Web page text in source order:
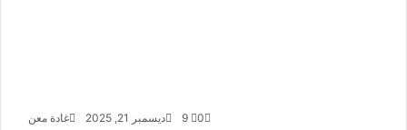
غادة معن ديسمبر 21, 2025 0